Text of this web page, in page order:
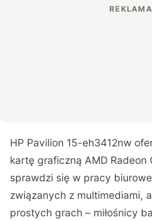
HP Pavilion 15-eh3412nw
kartę graficzną AMD Radeon
sprawdzi się w pracy
związanych z multimediami,
prostych grach – miłośnicy